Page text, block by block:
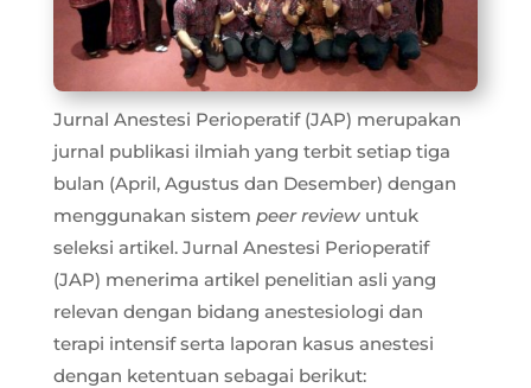
Jurnal Anestesi Perioperatif (JAP) merupakan
jurnal publikasi ilmiah yang terbit setiap tiga
bulan (April, Agustus dan Desember) dengan
menggunakan sistem peer reviewuntuk
seleksi artikel. Jurnal Anestesi Perioperatif
(JAP) menerima artikel penelitian asli yang
relevan dengan bidang anestesiologi dan
terapi intensif serta laporan kasus anestesi
dengan ketentuan sebagai berikut: